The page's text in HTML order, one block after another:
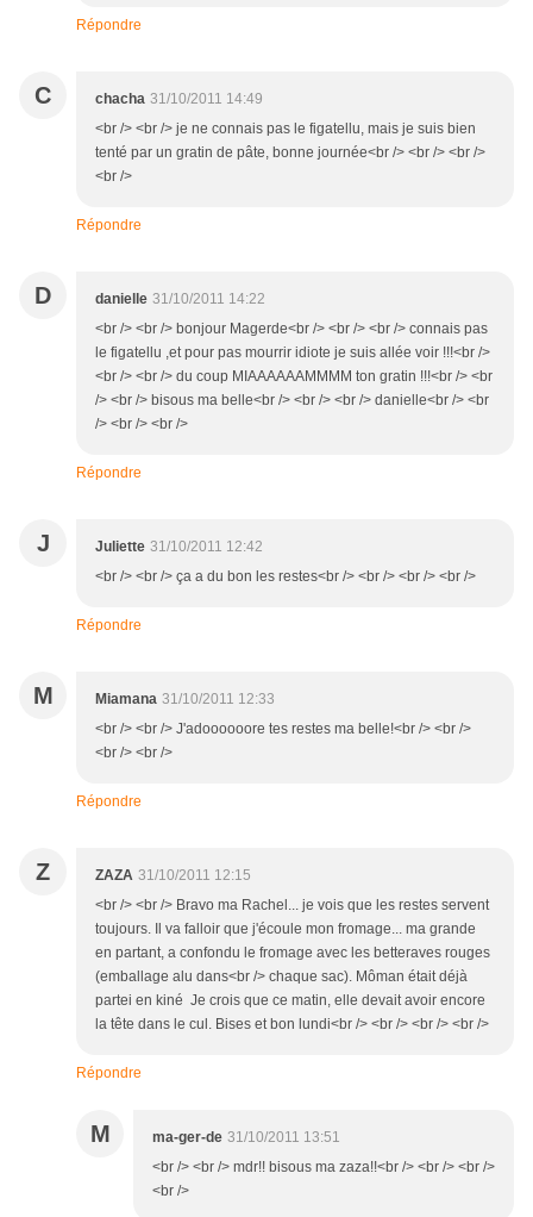
Répondre
C chacha 31/10/2011 14:49
<br /> <br /> je ne connais pas le figatellu, mais je suis bien
tenté par un gratin de pâte, bonne journée<br /> <br /> <br />
<br />
Répondre
D danielle 31/10/2011 14:22
<br /> <br /> bonjour Magerde<br /> <br /> <br /> connais pas
le figatellu ,et pour pas mourrir idiote je suis allée voir !!!<br />
<br /> <br /> du coup MIAAAAAAMMMM ton gratin !!!<br /> <br
/> <br /> bisous ma belle<br /> <br /> <br /> danielle<br /> <br
/> <br /> <br />
Répondre
J Juliette 31/10/2011 12:42
<br /> <br /> ça a du bon les restes<br /> <br /> <br /> <br />
Répondre
M Miamana 31/10/2011 12:33
<br /> <br /> J'adoooooore tes restes ma belle!<br /> <br />
<br /> <br />
Répondre
Z ZAZA 31/10/2011 12:15
<br /> <br /> Bravo ma Rachel... je vois que les restes servent
toujours. Il va falloir que j'écoule mon fromage... ma grande
en partant, a confondu le fromage avec les betteraves rouges
(emballage alu dans<br /> chaque sac). Môman était déjà
partei en kiné Je crois que ce matin, elle devait avoir encore
la tête dans le cul. Bises et bon lundi<br /> <br /> <br /> <br />
Répondre
M ma-ger-de 31/10/2011 13:51
<br /> <br /> mdr!! bisous ma zaza!!<br /> <br /> <br />
<br />